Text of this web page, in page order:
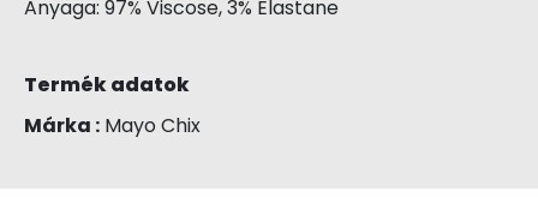
Anyaga: 97% Viscose, 3% Elastane
Termék adatok
Márka : Mayo Chix